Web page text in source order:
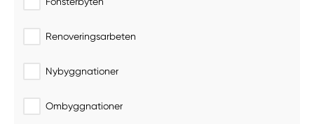
Renoveringsarbeten
Nybyggnationer
Ombyggnationer